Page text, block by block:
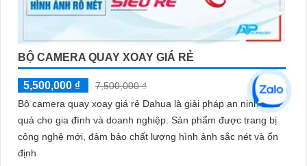
BỘ CAMERA QUAY XOAY GIÁ RẺ
5,500,000 ₫
7,500,000 ₫
Bộ camera quay xoay giá rẻ Dahua là giải pháp an ninh hiệu
quả cho gia đình và doanh nghiệp. Sản phẩm được trang bị
công nghệ mới, đảm bảo chất lượng hình ảnh sắc nét và ổn
định